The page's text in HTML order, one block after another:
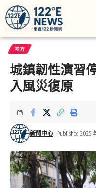
地方
城鎮韌性演習
入風災復原
新聞中心 Published 2025